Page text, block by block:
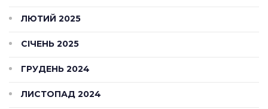
ЛЮТИЙ 2025
СІЧЕНЬ 2025
ГРУДЕНЬ 2024
ЛИСТОПАД 2024